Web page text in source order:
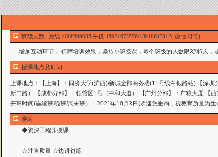
班级人数--热线:4008699035 手机:15921673576/13918613812( 微信同号)
增加互动环节， 保障培训效果，坚持小班授课，每个班级的人数限3到5人，
授课地点及时间
上课地点：
【上海】：同济大学(沪西)/新城金郡商务楼(11号线白银路站) 【深
新二路） 【成都分部】：领馆区1号（中和大道） 【广州分部】：广粮大厦 【
开班时间(连续班/晚班/周末班）：2021年10月3日(欢迎您垂询，视教育质量为生
课时
◆资深工程师授课
☆注重质量 ☆边讲边练